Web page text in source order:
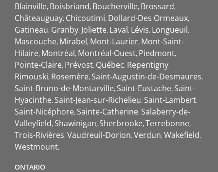
Blainville Boisbriand Boucherville Brossard
Châteauguay Chicoutimi Dollard-Des Ormeaux
Gatineau Granby Joliette Laval Lévis Longueuil
Mascouche Mirabel Mont-Laurier Mont-Saint-
Hilaire Montréal Montréal-Ouest Piedmont
Pointe-Claire Prévost Québec Repentigny
Rimouski Rosemère Saint-Augustin-de-Desmaures
Saint-Bruno-de-Montarville Saint-Eustache Saint-
Hyacinthe Saint-Jean-sur-Richelieu Saint-Lambert
Saint-Nicéphore Sainte-Catherine Salaberry-de-
Valleyfield Shawinigan Sherbrooke Terrebonne
Trois-Rivières Vaudreuil-Dorion Verdun Wakefield
Westmount
ONTARIO